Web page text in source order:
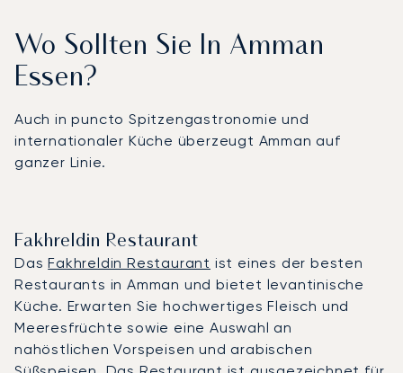
Wo Sollten Sie In Amman
Essen?
Auch in puncto Spitzengastronomie und
internationaler Küche überzeugt Amman auf
ganzer Linie.
Fakhreldin Restaurant
DasFakhreldin Restaurant ist eines der besten
Restaurants in Amman und bietet levantinische
Küche. Erwarten Sie hochwertiges Fleisch und
Meeresfrüchte sowie eine Auswahl an
nahöstlichen Vorspeisen und arabischen